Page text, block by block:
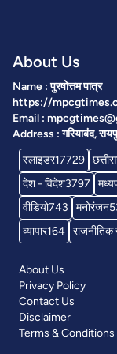
About Us
Name : पुरषोत्तम पात्र
https://
Email :
Address : गरियाबंद,
स्लाइडर17729
देश - विदेश3797
वीडियो743 मनोरंजन
व्यापार164
About Us
Privacy Policy
Contact Us
Disclaimer
Terms & Conditions